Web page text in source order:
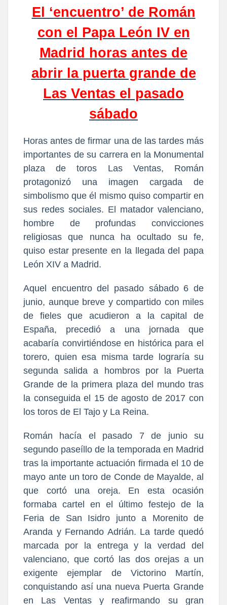
El ‘encuentro’ de Román
con el Papa León IV en
Madrid horas antes de
abrir la puerta grande de
Las Ventas el pasado
sábado
Horas antes de firmar una de las tardes más
importantes de su carrera en la Monumental
plaza de toros Las Ventas, Román
protagonizó una imagen cargada de
simbolismo que él mismo quiso compartir en
sus redes sociales. El matador valenciano,
hombre de profundas convicciones
religiosas que nunca ha ocultado su fe,
quiso estar presente en la llegada del papa
León XIV a Madrid.
Aquel encuentro del pasado sábado 6 de
junio, aunque breve y compartido con miles
de fieles que acudieron a la capital de
España, precedió a una jornada que
acabaría convirtiéndose en histórica para el
torero, quien esa misma tarde lograría su
segunda salida a hombros por la Puerta
Grande de la primera plaza del mundo tras
la conseguida el 15 de agosto de 2017 con
los toros de El Tajo y La Reina.
Román hacía el pasado 7 de junio su
segundo paseíllo de la temporada en Madrid
tras la importante actuación firmada el 10 de
mayo ante un toro de Conde de Mayalde, al
que cortó una oreja. En esta ocasión
formaba cartel en el último festejo de la
Feria de San Isidro junto a Morenito de
Aranda y Fernando Adrián. La tarde quedó
marcada por la entrega y la verdad del
valenciano, que cortó las dos orejas a un
exigente ejemplar de Victorino Martín,
conquistando así una nueva Puerta Grande
en Las Ventas y reafirmando su gran